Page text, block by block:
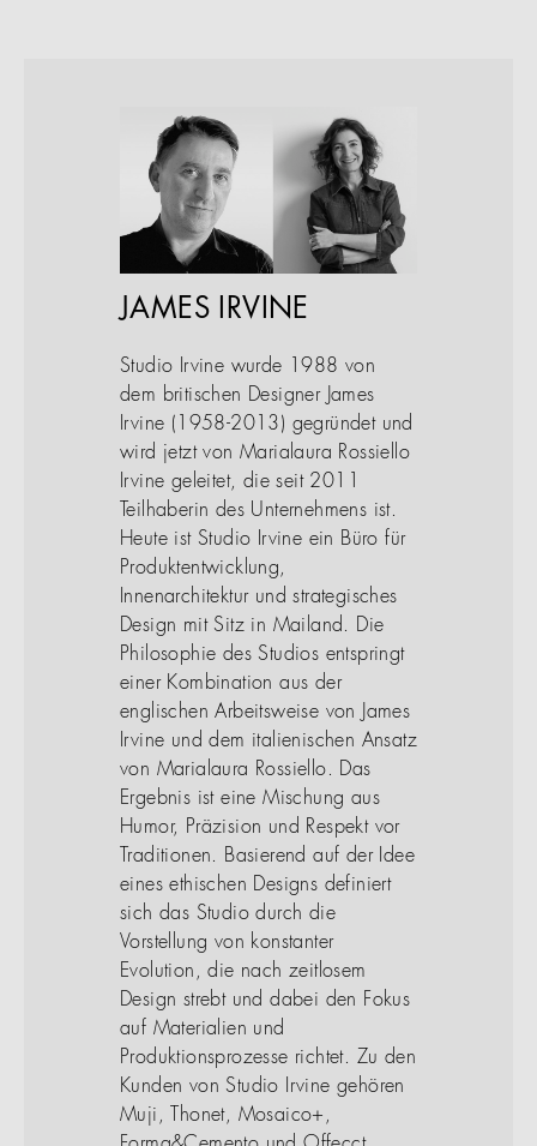
JAMES IRVINE
Studio Irvine wurde 1988 von
dem britischen Designer James
Irvine (1958-2013) gegründet und
wird jetzt von Marialaura Rossiello
Irvine geleitet, die seit 2011
Teilhaberin des Unternehmens ist.
Heute ist Studio Irvine ein Büro für
Produktentwicklung,
Innenarchitektur und strategisches
Design mit Sitz in Mailand. Die
Philosophie des Studios entspringt
einer Kombination aus der
englischen Arbeitsweise von James
Irvine und dem italienischen Ansatz
von Marialaura Rossiello. Das
Ergebnis ist eine Mischung aus
Humor, Präzision und Respekt vor
Traditionen. Basierend auf der Idee
eines ethischen Designs definiert
sich das Studio durch die
Vorstellung von konstanter
Evolution, die nach zeitlosem
Design strebt und dabei den Fokus
auf Materialien und
Produktionsprozesse richtet. Zu den
Kunden von Studio Irvine gehören
Muji, Thonet, Mosaico+,